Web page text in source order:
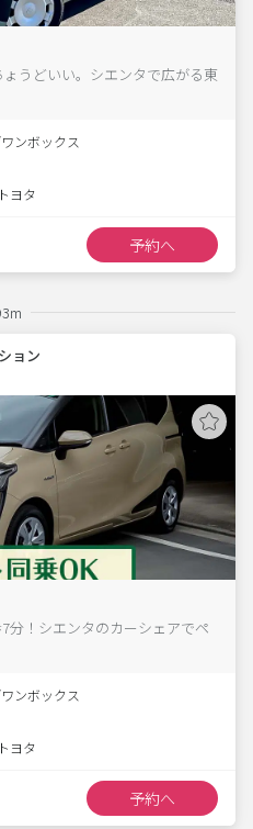
うどいい。シエンタで広がる東
ンボックス
ヨタ
予約へ
ョン
！シエンタのカーシェアでペ
ンボックス
ヨタ
予約へ